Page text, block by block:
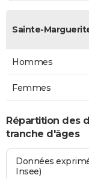
Sainte-
Hommes
Femmes
Répartition des
tranche d'âges
Données
Insee)